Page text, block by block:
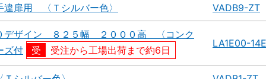
扉用 〈Ｔシルバー色〉 VADB9-ZT
ザイン ８２５幅 ２０００高 〈コンク
ズ付
受注から工場出荷まで約6日
LA1E00-